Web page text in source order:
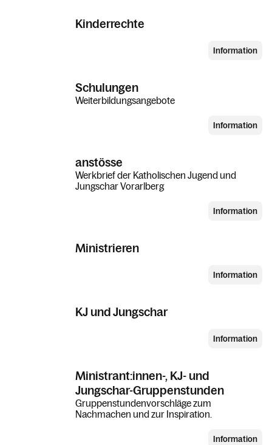
Kinderrechte
Information
Schulungen
Weiterbildungsangebote
Information
anstösse
Werkbrief der Katholischen Jugend und
Jungschar Vorarlberg
Information
Ministrieren
Information
KJ und Jungschar
Information
Ministrant:innen-, KJ- und
Jungschar-Gruppenstunden
Gruppenstundenvorschläge zum
Nachmachen und zur Inspiration.
Information